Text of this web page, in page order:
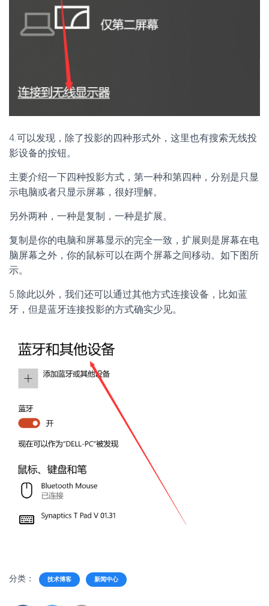
4.可以发现，除了投影的四种形式外，这里也有搜索无线投
影设备的按钮。
主要介绍一下四种投影方式，第一种和第四种，分别是只显
示电脑或者只显示屏幕，很好理解。
另外两种，一种是复制，一种是扩展。
复制是你的电脑和屏幕显示的完全一致，扩展则是屏幕在电
脑屏幕之外，你的鼠标可以在两个屏幕之间移动。如下图所
示。
5.除此以外，我们还可以通过其他方式连接设备，比如蓝
牙，但是蓝牙连接投影的方式确实少见。
分类： 技术博客 新闻中心